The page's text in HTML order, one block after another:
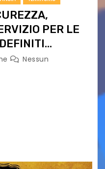
PER LE
E ORARIO
Nessun